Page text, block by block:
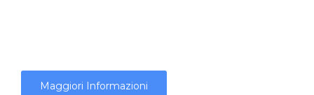
Maggiori Informazioni